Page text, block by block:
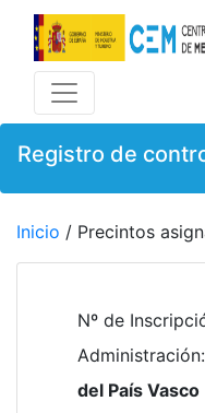
Registro de
Inicio / Precintos
Nº de
Administración:
del País Vasco